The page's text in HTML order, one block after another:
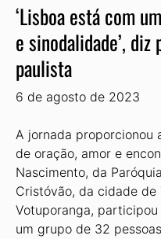
‘Lisboa está com
e sinodalidade’,
paulista
6 de agosto de 2023
A jornada proporcionou
de oração, amor e
Nascimento, da
Cristóvão, da cidade de
Votuporanga,
um grupo de 32